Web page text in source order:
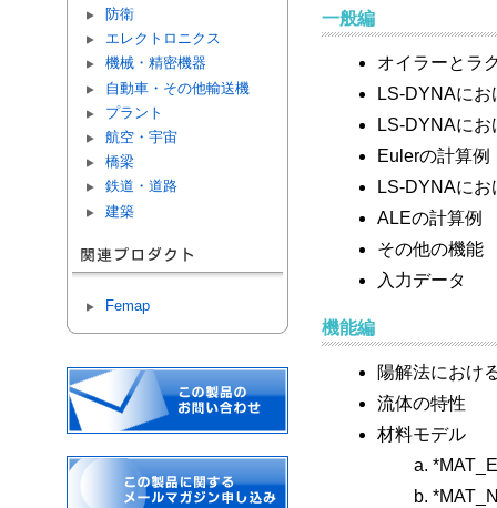
防衛
エレクトロニクス
機械・精密機器
自動車・その他輸送機
プラント
航空・宇宙
橋梁
鉄道・道路
建築
Femap
一般編
オイラーとラ
LS-DYNAに
LS-DYNAに
Eulerの計算例
LS-DYNAに
ALEの計算例
その他の機能
入力データ
機能編
陽解法におけ
流体の特性
材料モデル